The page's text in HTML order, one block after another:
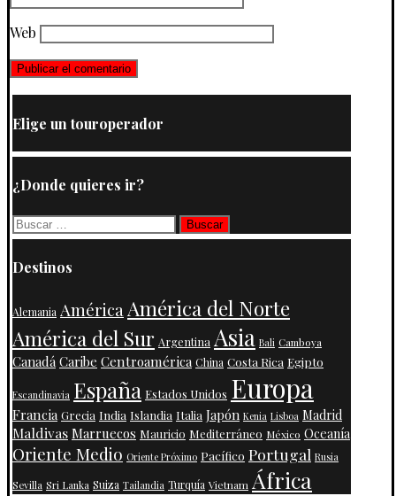
Web
Elige un touroperador
¿Donde quieres ir?
Buscar:
Destinos
Alemania AméricaAmérica del Norte
América del Sur Argentina Asia Bali Camboya
Canadá Caribe Centroamérica China Costa Rica Egipto
Escandinavia España Estados Unidos Europa
Francia Grecia India Islandia Italia Japón Kenia Lisboa Madrid
Maldivas Marruecos Mauricio Mediterráneo México Oceanía
Oriente Medio Oriente Próximo Pacífico Portugal Rusia
Sevilla Sri Lanka Suiza Tailandia Turquía Vietnam África